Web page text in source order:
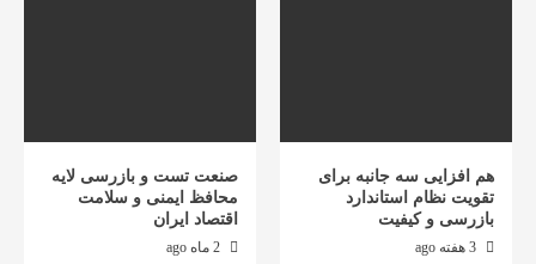
هم افزایی سه جانبه برای
تقویت نظام استاندارد
بازرسی و کیفیت
صنعت تست و بازرسی لایه
محافظ ایمنی و سلامت
اقتصاد ایران